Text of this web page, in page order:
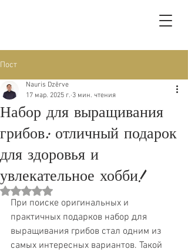
Пост
Набор для выращивания
грибов: отличный подарок
для здоровья и
увлекательное хобби!
Nauris Dzērve
17 мар. 2025 г. 3 мин. чтения
Оценка: не число из 5 звезд.
При поиске оригинальных и
практичных подарков набор для
выращивания грибов стал одним из
самых интересных вариантов. Такой